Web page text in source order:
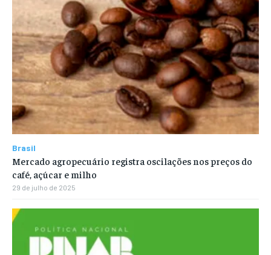
Brasil
Mercado agropecuário registra oscilações nos preços do
café, açúcar e milho
29 de julho de 2025